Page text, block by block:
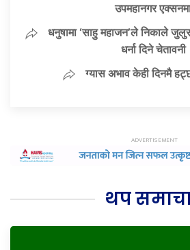
उपमहानगर
धनुषामा ‘साहु महाजन’ले निकाले
धर्ना दिने चेतावनी
ग्यास अभाव केही दिनमै
थप